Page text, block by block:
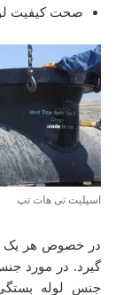
صحت کیفیت
اسپلیت تی هات تپ
در خصوص هر یک
گیرد. در مورد
جنس لوله